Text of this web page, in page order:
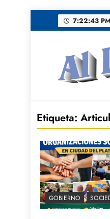
al
7:22:44 PM
Etiqueta:
GOBIERNO